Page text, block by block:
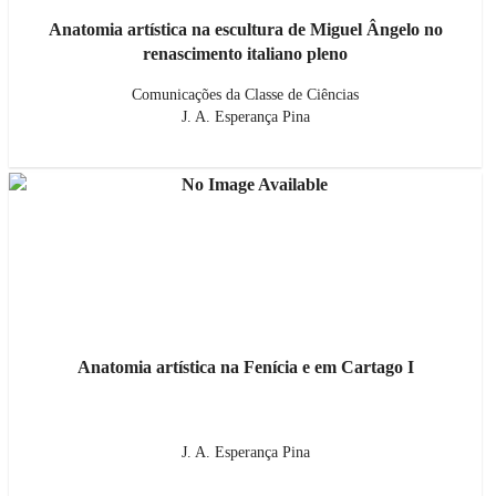
Anatomia artística na escultura de Miguel Ângelo no
renascimento italiano pleno
Comunicações da Classe de Ciências
J. A. Esperança Pina
Anatomia artística na Fenícia e em Cartago I
J. A. Esperança Pina